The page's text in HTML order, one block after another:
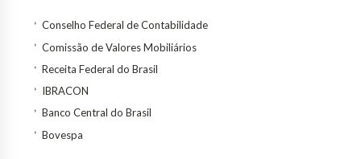
Conselho Federal de Contabilidade
Comissão de Valores Mobiliários
Receita Federal do Brasil
IBRACON
Banco Central do Brasil
Bovespa